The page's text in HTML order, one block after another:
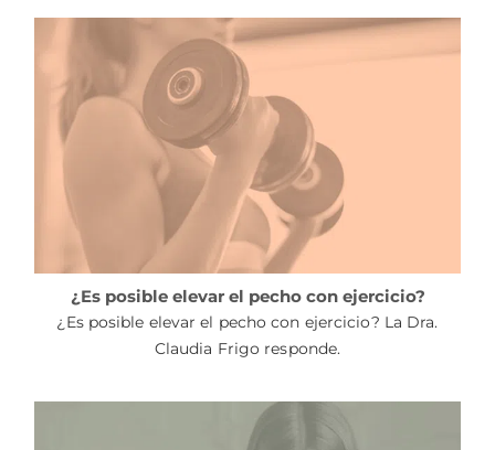
¿Es posible elevar el pecho con ejercicio?
¿Es posible elevar el pecho con ejercicio? La Dra.
Claudia Frigo responde.